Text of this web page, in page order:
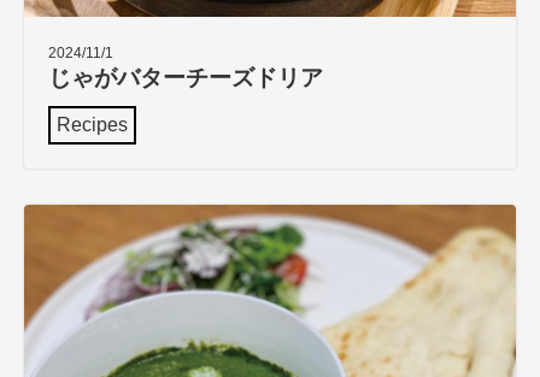
2024/11/1
じゃがバターチーズドリア
Recipes